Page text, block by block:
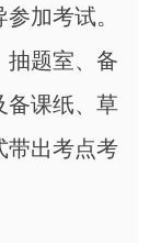
加考试。
抽题室、备
备课纸、草
带出考点考